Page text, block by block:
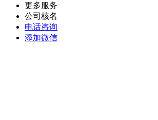
更多服务
公司核名
电话咨询
添加微信